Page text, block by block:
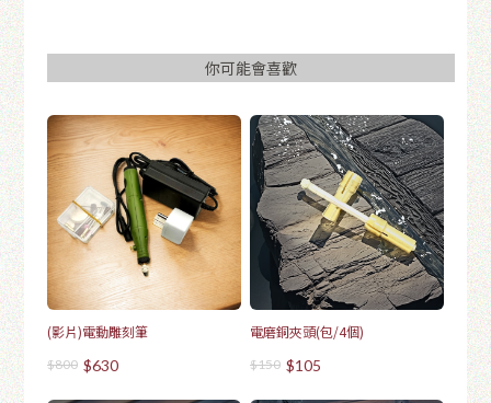
你可能會喜歡
(影片)電動雕刻筆
$800 $630
電磨銅夾頭(包/4個)
$150 $105